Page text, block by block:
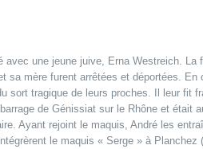
avec une jeune juive, Erna Westreich.
mère furent arrêtées et déportées.
tragique de leurs proches. Il leur fit
de Génissiat sur le Rhône et
Ayant rejoint le maquis, André les
le maquis « Serge » à